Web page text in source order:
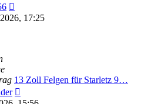
Beitrag
17:25
13 Zoll Felgen für Starletz 9…
Beitrag